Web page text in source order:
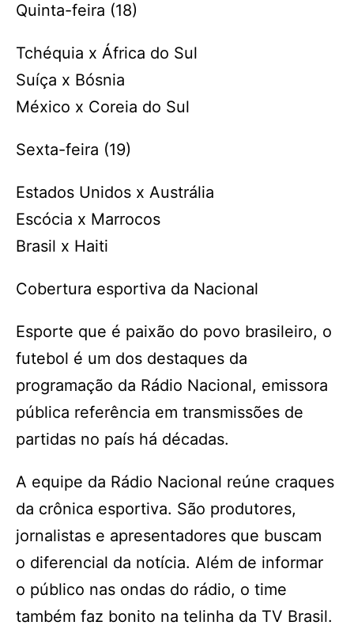
Quinta-feira (18)
Tchéquia x África do Sul
Suíça x Bósnia
México x Coreia do Sul
Sexta-feira (19)
Estados Unidos x Austrália
Escócia x Marrocos
Brasil x Haiti
Cobertura esportiva da Nacional
Esporte que é paixão do povo brasileiro, o
futebol é um dos destaques da
programação da Rádio Nacional, emissora
pública referência em transmissões de
partidas no país há décadas.
A equipe da Rádio Nacional reúne craques
da crônica esportiva. São produtores,
jornalistas e apresentadores que buscam
o diferencial da notícia. Além de informar
o público nas ondas do rádio, o time
também faz bonito na telinha da TV Brasil.